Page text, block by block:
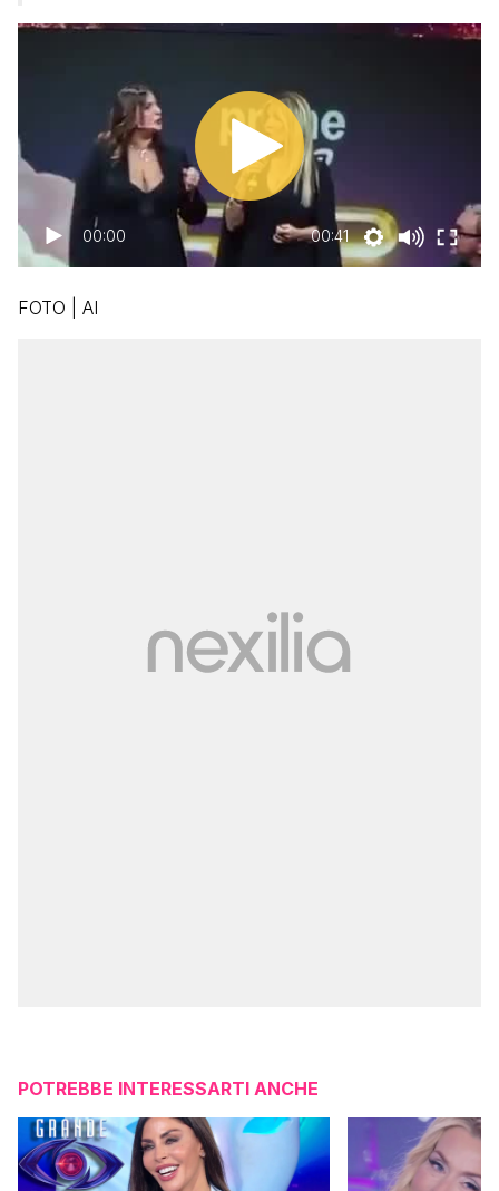
00:00 00:41
FOTO | AI
POTREBBE INTERESSARTI ANCHE